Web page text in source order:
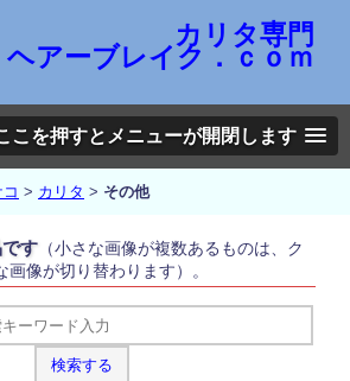
カリタ専門
ヘアーブレイク．ｃｏｍ
です （小さな画像が複数あるものは、ク
画像が切り替わります）。
> カリタ > その他
こを押すとメニューが開閉します